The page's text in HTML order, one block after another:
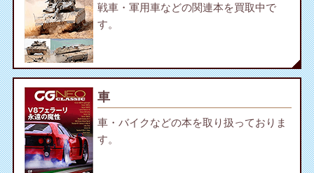
戦車・軍用車などの関連本を買取中で
す。
車
車・バイクなどの本を取り扱っておりま
す。